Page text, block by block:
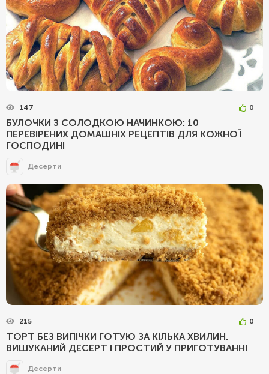
147 0
БУЛОЧКИ З СОЛОДКОЮ НАЧИНКОЮ: 10
ПЕРЕВІРЕНИХ ДОМАШНІХ РЕЦЕПТІВ ДЛЯ КОЖНОЇ
ГОСПОДИНІ
Десерти
215 0
ТОРТ БЕЗ ВИПІЧКИ ГОТУЮ ЗА КІЛЬКА ХВИЛИН.
ВИШУКАНИЙ ДЕСЕРТ І ПРОСТИЙ У ПРИГОТУВАННІ
Десерти